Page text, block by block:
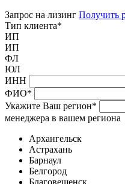
Запрос на лизинг Получить
Тип клиента*
ИП
ИП
ФЛ
ЮЛ
ИНН
ФИО*
Укажите Ваш регион*
менеджера в вашем региона
Архангельск
Астрахань
Барнаул
Белгород
Благовещенск